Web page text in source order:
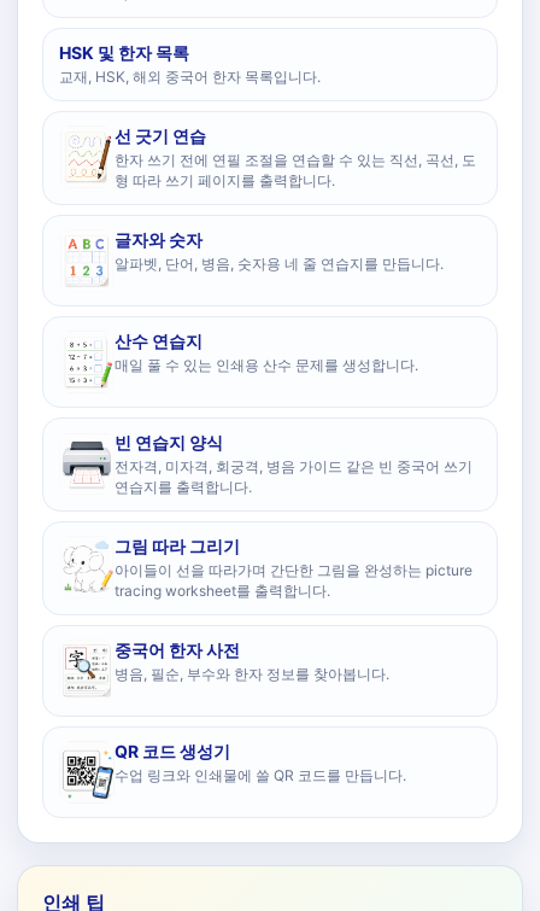
HSK 및 한자 목록
교재, HSK, 해외 중국어 한자 목록입니다.
선 긋기 연습
한자 쓰기 전에 연필 조절을 연습할 수 있는 직선, 곡선, 도
형 따라 쓰기 페이지를 출력합니다.
글자와 숫자
알파벳, 단어, 병음, 숫자용 네 줄 연습지를 만듭니다.
산수 연습지
매일 풀 수 있는 인쇄용 산수 문제를 생성합니다.
빈 연습지 양식
전자격, 미자격, 회궁격, 병음 가이드 같은 빈 중국어 쓰기
연습지를 출력합니다.
그림 따라 그리기
아이들이 선을 따라가며 간단한 그림을 완성하는 picture
tracing worksheet를 출력합니다.
중국어 한자 사전
병음, 필순, 부수와 한자 정보를 찾아봅니다.
QR 코드 생성기
수업 링크와 인쇄물에 쓸 QR 코드를 만듭니다.
인쇄 팁